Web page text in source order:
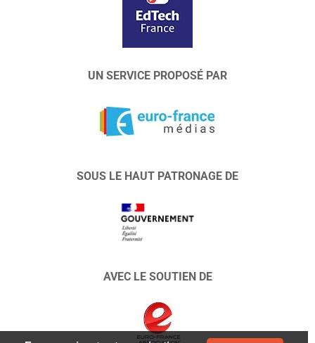
UN SERVICE PROPOSÉ PAR
SOUS LE HAUT PATRONAGE DE
AVEC LE SOUTIEN DE